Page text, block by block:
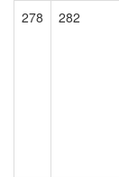
278 282